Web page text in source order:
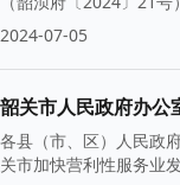
2024-07-05
韶关市人民政府办公
各县（市、区）人民政
关市加快营利性服务业